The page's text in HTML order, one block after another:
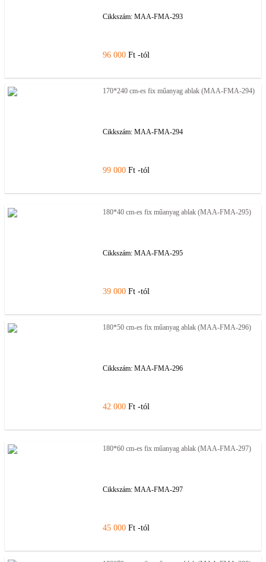
Cikkszám: MAA-FMA-293
96 000 Ft -tól
170*240 cm-es fix műanyag ablak (MAA-FMA-294)
Cikkszám: MAA-FMA-294
99 000 Ft -tól
180*40 cm-es fix műanyag ablak (MAA-FMA-295)
Cikkszám: MAA-FMA-295
39 000 Ft -tól
180*50 cm-es fix műanyag ablak (MAA-FMA-296)
Cikkszám: MAA-FMA-296
42 000 Ft -tól
180*60 cm-es fix műanyag ablak (MAA-FMA-297)
Cikkszám: MAA-FMA-297
45 000 Ft -tól